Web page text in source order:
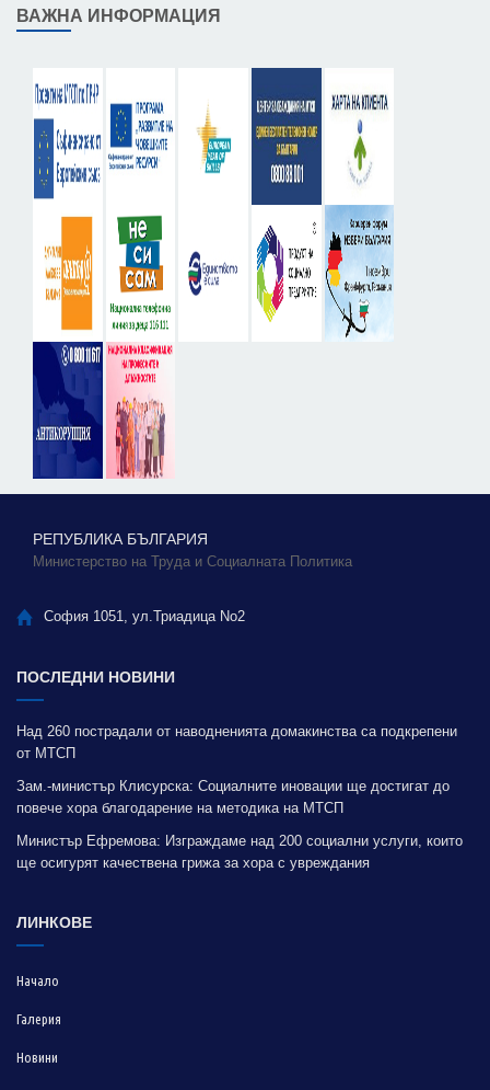
ВАЖНА ИНФОРМАЦИЯ
РЕПУБЛИКА БЪЛГАРИЯ
Министерство на Труда и Социалната Политика
София 1051, ул.Триадица No2
ПОСЛЕДНИ НОВИНИ
Над 260 пострадали от наводненията домакинства са подкрепени
от МТСП
Зам.-министър Клисурска: Социалните иновации ще достигат до
повече хора благодарение на методика на МТСП
Министър Ефремова: Изграждаме над 200 социални услуги, които
ще осигурят качествена грижа за хора с увреждания
ЛИНКОВЕ
Начало
Галерия
Новини